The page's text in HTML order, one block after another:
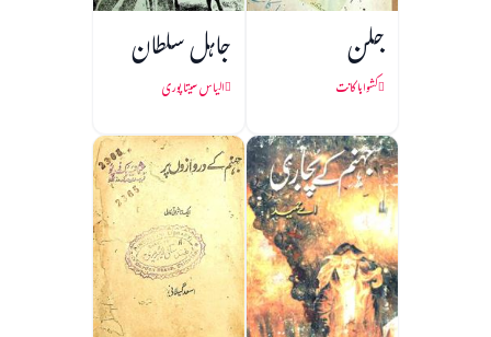
جلن
کشواہا کانت
جاہل سلطان
الیاس سیتا پوری